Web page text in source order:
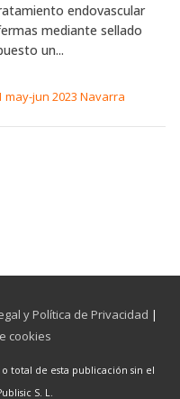
endovascular
mediante sellado
un...
may-jun 2023 Navarra
y Política de Privacidad |
cookies
total de esta publicación sin el
S. L.